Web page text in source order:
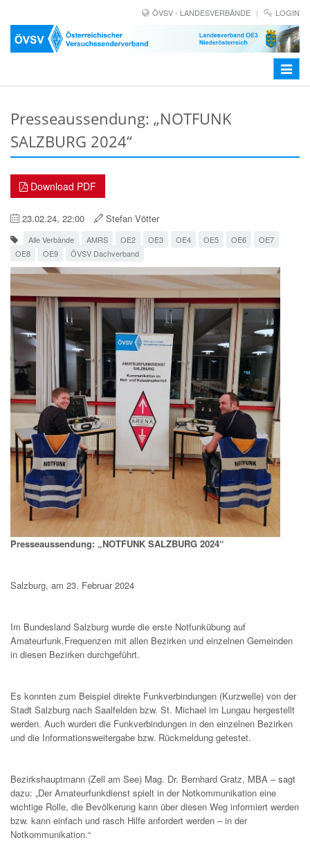
ÖVSV - LANDESVERBÄNDE LOGIN
Toggle
Presseaussendung: „NOTFUNK
SALZBURG 2024“
Download PDF
23.02.24, 22:00 Stefan Vötter
Alle Verbände AMRS OE2 OE3 OE4 OE5 OE6
OE7
OE8
OE9 ÖVSV Dachverband
Presseaussendung: „NOTFUNK SALZBURG 2024“
Salzburg, am 23. Februar 2024
Im Bundesland Salzburg wurde die erste Notfunkübung auf
Amateurfunk.Frequenzen mit allen Bezirken und einzelnen Gemeinden
in diesen Bezirken durchgeführt.
Es konnten zum Beispiel direkte Funkverbindungen (Kurzwelle) von der
Stadt Salzburg nach Saalfelden bzw. St. Michael im Lungau hergestellt
werden. Auch wurden die Funkverbindungen in den einzelnen Bezirken
und die Informationsweitergabe bzw. Rückmeldung getestet.
Bezirkshauptmann (Zell am See) Mag. Dr. Bernhard Gratz, MBA – sagt
dazu: „Der Amateurfunkdienst spielt in der Notkommunikation eine
wichtige Rolle, die Bevölkerung kann über diesen Weg informiert werden
bzw. kann einfach und rasch Hilfe anfordert werden – in der
Notkommunikation.“